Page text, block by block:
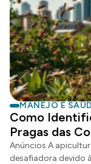
MANEJO E
Como
Pragas das
Anúncios A
desafiadora devido